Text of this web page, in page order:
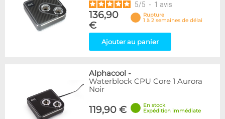
5/5 - 1 avis
136,90
€
Rupture
1 à 2 semaines de délai
Ajouter au panier
Alphacool -
Waterblock CPU Core 1 Aurora
Noir
119,90 €
En stock
Expédition immédiate